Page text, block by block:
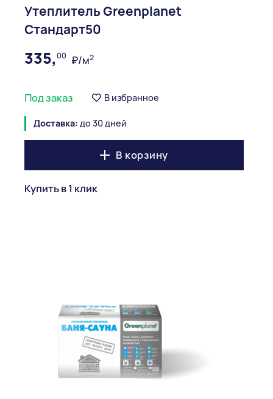
Утеплитель Greenplanet
Стандарт50
335,00 ₽/м2
Под заказ В избранное
Доставка: до 30 дней
В корзину
Купить в 1 клик